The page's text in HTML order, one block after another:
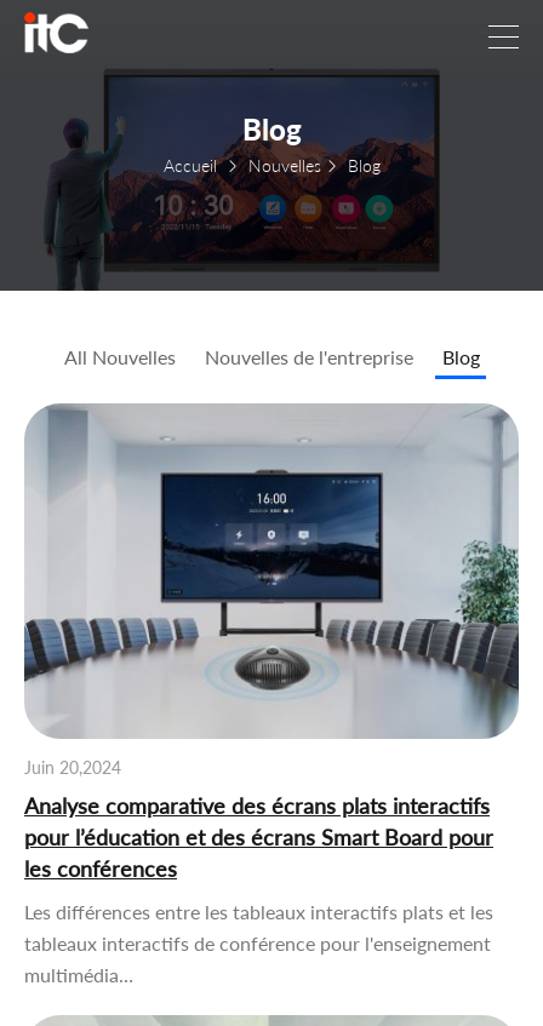
Blog
Accueil Nouvelles Blog
All Nouvelles Nouvelles de l'entreprise Blog
Juin 20,2024
Analyse comparative des écrans plats interactifs
pour l’éducation et des écrans Smart Board pour
les conférences
Les différences entre les tableaux interactifs plats et les
tableaux interactifs de conférence pour l'enseignement
multimédia…